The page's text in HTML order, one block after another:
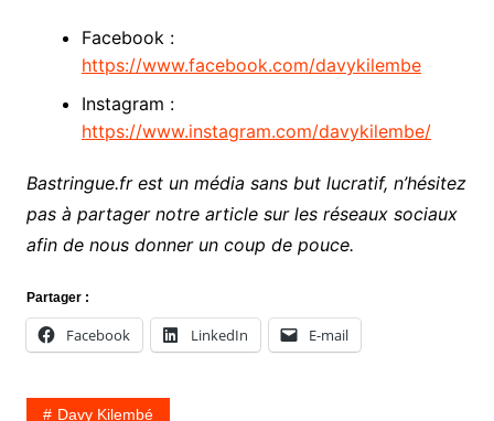
Facebook :
https://www.facebook.com/davykilembe
Instagram :
https://www.instagram.com/davykilembe/
Bastringue.fr est un média sans but lucratif, n’hésitez
pas à partager notre article sur les réseaux sociaux
afin de nous donner un coup de pouce.
Partager :
Facebook LinkedIn E-mail
Davy Kilembé